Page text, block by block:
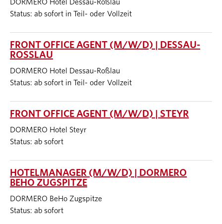
DORMERO Hotel Dessau-Roßlau
Status: ab sofort in Teil- oder Vollzeit
FRONT OFFICE AGENT (M/W/D) | DESSAU-
ROSSLAU
DORMERO Hotel Dessau-Roßlau
Status: ab sofort in Teil- oder Vollzeit
FRONT OFFICE AGENT (M/W/D) | STEYR
DORMERO Hotel Steyr
Status: ab sofort
HOTELMANAGER (M/W/D) | DORMERO
BEHO ZUGSPITZE
DORMERO BeHo Zugspitze
Status: ab sofort